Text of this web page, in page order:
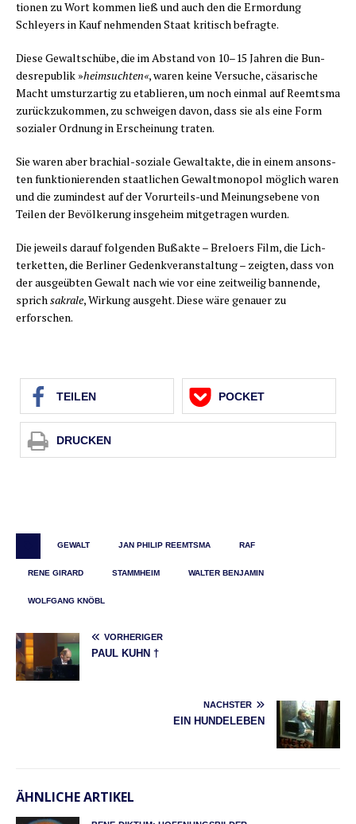
tio­nen zu Wort kom­men ließ und auch den die Ermor­dung
Schley­ers in Kauf neh­men­den Staat kri­tisch befragte.
Die­se Gewalt­schü­be, die im Abstand von 10–15 Jah­ren die Bun­
des­re­pu­blik »heim­such­ten«, waren kei­ne Ver­su­che, cäsa­ri­sche
Macht umsturz­ar­tig zu eta­blie­ren, um noch ein­mal auf Reemts­ma
zurück­zu­kom­men, zu schwei­gen davon, dass sie als eine Form
sozia­ler Ord­nung in Erschei­nung traten.
Sie waren aber bra­chi­al-sozia­le Gewalt­ak­te, die in einem ansons­
ten funk­tio­nie­ren­den staat­li­chen Gewalt­mo­no­pol mög­lich waren
und die zumin­dest auf der Vor­ur­teils-und Mei­nungs­ebe­ne von
Tei­len der Bevöl­ke­rung ins­ge­heim mit­ge­tra­gen wurden.
Die jeweils dar­auf fol­gen­den Buß­ak­te – Bre­loers Film, die Lich­
ter­ket­ten, die Ber­li­ner Gedenk­ver­an­stal­tung – zeig­ten, dass von
der aus­ge­üb­ten Gewalt nach wie vor eine zeit­wei­lig ban­nen­de,
sprich sakra­le, Wir­kung aus­geht. Die­se wäre genau­er zu
erforschen.
TEI­LEN POCKET
DRU­CKEN
GEWALT JAN PHILIP REEMTSMA RAF
RENE GIRARD STAMMHEIM WALTER BENJAMIN
WOLFGANG KNÖBL
VORHERIGER
PAUL KUHN †
NÄCHSTER
EIN HUNDELEBEN
ÄHNLICHE ARTIKEL